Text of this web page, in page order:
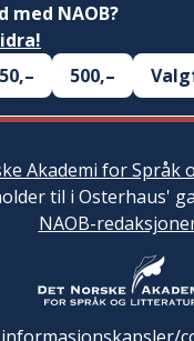
med NAOB?
500,–
Akademi for Språk
til i Osterhaus'
NAOB-